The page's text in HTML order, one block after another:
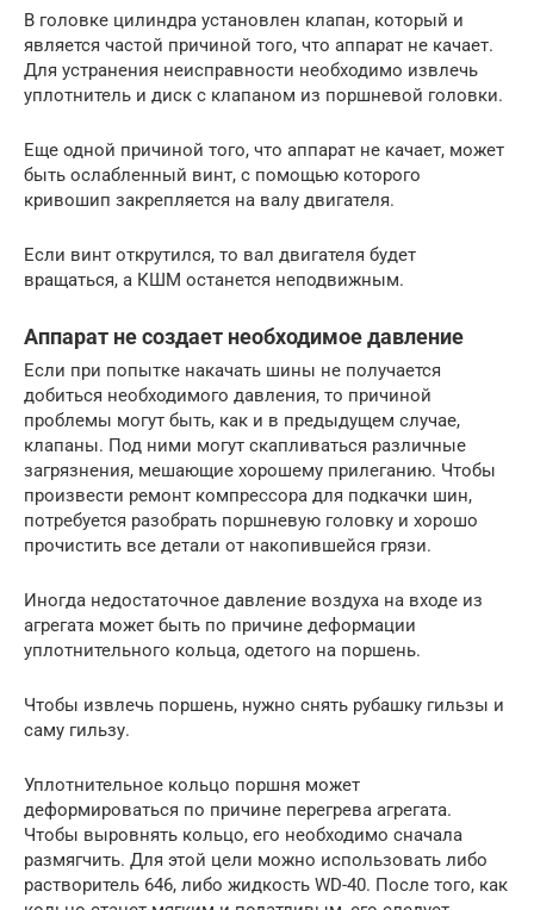
В головке цилиндра установлен клапан, который и
является частой причиной того, что аппарат не качает.
Для устранения неисправности необходимо извлечь
уплотнитель и диск с клапаном из поршневой головки.
Еще одной причиной того, что аппарат не качает, может
быть ослабленный винт, с помощью которого
кривошип закрепляется на валу двигателя.
Если винт открутился, то вал двигателя будет
вращаться, а КШМ останется неподвижным.
Аппарат не создает необходимое давление
Если при попытке накачать шины не получается
добиться необходимого давления, то причиной
проблемы могут быть, как и в предыдущем случае,
клапаны. Под ними могут скапливаться различные
загрязнения, мешающие хорошему прилеганию. Чтобы
произвести ремонт компрессора для подкачки шин,
потребуется разобрать поршневую головку и хорошо
прочистить все детали от накопившейся грязи.
Иногда недостаточное давление воздуха на входе из
агрегата может быть по причине деформации
уплотнительного кольца, одетого на поршень.
Чтобы извлечь поршень, нужно снять рубашку гильзы и
саму гильзу.
Уплотнительное кольцо поршня может
деформироваться по причине перегрева агрегата.
Чтобы выровнять кольцо, его необходимо сначала
размягчить. Для этой цели можно использовать либо
растворитель 646, либо жидкость WD-40. После того, как